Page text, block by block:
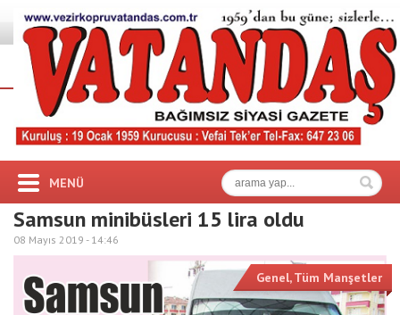
MENÜ
Samsun minibüsleri 15 lira oldu
08 Mayıs 2019 - 14:46
Genel,Tüm Manşetler